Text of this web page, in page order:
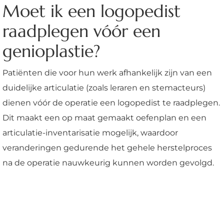
Moet ik een logopedist
raadplegen vóór een
genioplastie?
Patiënten die voor hun werk afhankelijk zijn van een
duidelijke articulatie (zoals leraren en stemacteurs)
dienen vóór de operatie een logopedist te raadplegen.
Dit maakt een op maat gemaakt oefenplan en een
articulatie-inventarisatie mogelijk, waardoor
veranderingen gedurende het gehele herstelproces
na de operatie nauwkeurig kunnen worden gevolgd.